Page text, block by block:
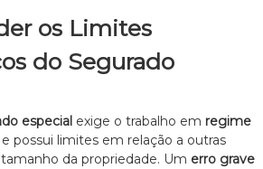
os Limites
do Segurado
especialexige o trabalho em regime
possui limites em relação a outras
da propriedade. Um erro grave